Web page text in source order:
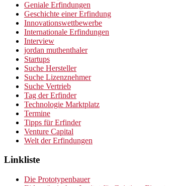
Geniale Erfindungen
Geschichte einer Erfindung
Innovationswettbewerbe
Internationale Erfindungen
Interview
jordan muthenthaler
Startups
Suche Hersteller
Suche Lizenznehmer
Suche Vertrieb
Tag der Erfinder
Technologie Marktplatz
Termine
Tipps für Erfinder
Venture Capital
Welt der Erfindungen
Linkliste
Die Prototypenbauer